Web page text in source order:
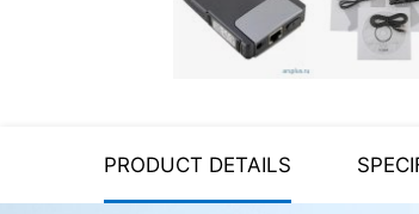
Video conferencing
PRODUCT DETAILS